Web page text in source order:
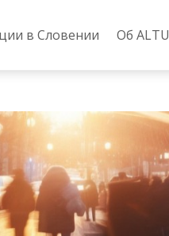
в Словении Об